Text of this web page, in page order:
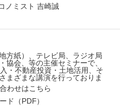
方紙）、テレビ局、ラジオ局
協会、等の主催セミナーで、
・不動産投資・土地活用、そ
まざまな講演を行っておりま